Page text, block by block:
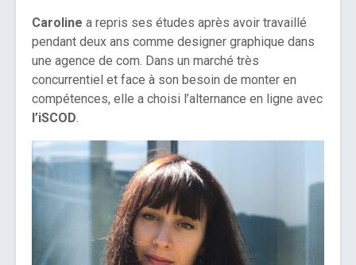
Caroline a repris ses études après avoir travaillé
pendant deux ans comme designer graphique dans
une agence de com. Dans un marché très
concurrentiel et face à son besoin de monter en
compétences, elle a choisi l’alternance en ligne avec
l’iSCOD.